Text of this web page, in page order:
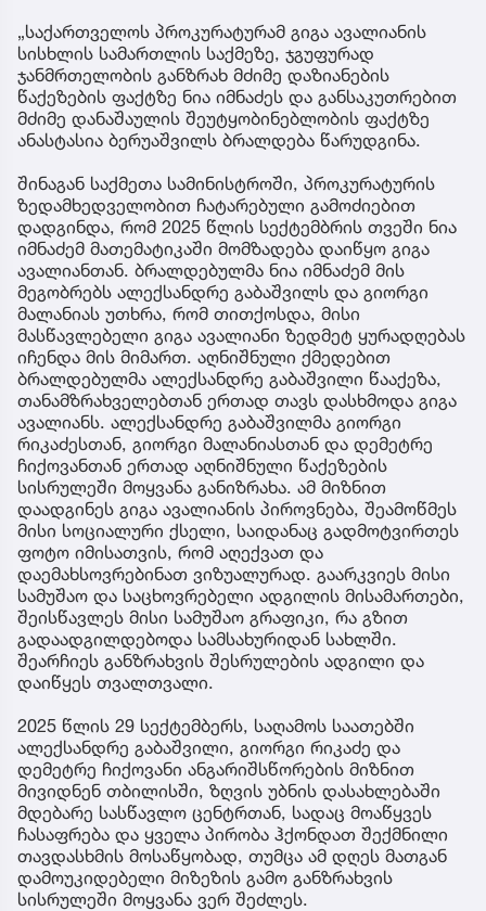
„საქართველოს პროკურატურამ გიგა ავალიანის
სისხლის სამართლის საქმეზე, ჯგუფურად
ჯანმრთელობის განზრახ მძიმე დაზიანების
წაქეზების ფაქტზე ნია იმნაძეს და განსაკუთრებით
მძიმე დანაშაულის შეუტყობინებლობის ფაქტზე
ანასტასია ბერუაშვილს ბრალდება წარუდგინა.
შინაგან საქმეთა სამინისტროში, პროკურატურის
ზედამხედველობით ჩატარებული გამოძიებით
დადგინდა, რომ 2025 წლის სექტემბრის თვეში ნია
იმნაძემ მათემატიკაში მომზადება დაიწყო გიგა
ავალიანთან. ბრალდებულმა ნია იმნაძემ მის
მეგობრებს ალექსანდრე გაბაშვილს და გიორგი
მალანიას უთხრა, რომ თითქოსდა, მისი
მასწავლებელი გიგა ავალიანი ზედმეტ ყურადღებას
იჩენდა მის მიმართ. აღნიშნული ქმედებით
ბრალდებულმა ალექსანდრე გაბაშვილი წააქეზა,
თანამზრახველებთან ერთად თავს დასხმოდა გიგა
ავალიანს. ალექსანდრე გაბაშვილმა გიორგი
რიკაძესთან, გიორგი მალანიასთან და დემეტრე
ჩიქოვანთან ერთად აღნიშნული წაქეზების
სისრულეში მოყვანა განიზრახა. ამ მიზნით
დაადგინეს გიგა ავალიანის პიროვნება, შეამოწმეს
მისი სოციალური ქსელი, საიდანაც გადმოტვირთეს
ფოტო იმისათვის, რომ აღექვათ და
დაემახსოვრებინათ ვიზუალურად. გაარკვიეს მისი
სამუშაო და საცხოვრებელი ადგილის მისამართები,
შეისწავლეს მისი სამუშაო გრაფიკი, რა გზით
გადაადგილდებოდა სამსახურიდან სახლში.
შეარჩიეს განზრახვის შესრულების ადგილი და
დაიწყეს თვალთვალი.
2025 წლის 29 სექტემბერს, საღამოს საათებში
ალექსანდრე გაბაშვილი, გიორგი რიკაძე და
დემეტრე ჩიქოვანი ანგარიშსწორების მიზნით
მივიდნენ თბილისში, ზღვის უბნის დასახლებაში
მდებარე სასწავლო ცენტრთან, სადაც მოაწყვეს
ჩასაფრება და ყველა პირობა ჰქონდათ შექმნილი
თავდასხმის მოსაწყობად, თუმცა ამ დღეს მათგან
დამოუკიდებელი მიზეზის გამო განზრახვის
სისრულეში მოყვანა ვერ შეძლეს.